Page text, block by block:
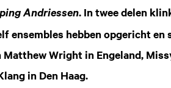
Andriessen. In twee delen
ensembles hebben opgericht en
Matthew Wright in Engeland,
in Den Haag.